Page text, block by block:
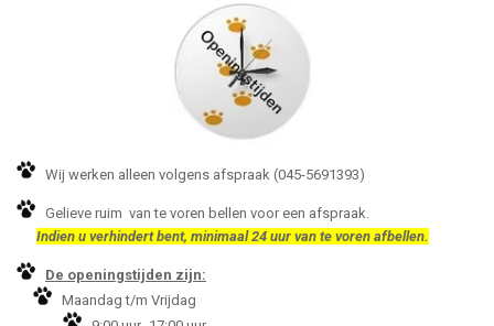
Wij werken alleen volgens afspraak (045-5691393)
Gelieve ruim van te voren bellen voor een afspraak.
Indien u verhindert bent, minimaal 24 uur van te voren afbellen.
De openingstijden zijn:
Maandag t/m Vrijdag